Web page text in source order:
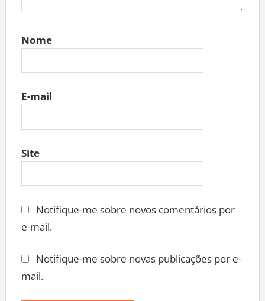
Nome
E-mail
Site
Notifique-me sobre novos comentários por
e-mail.
Notifique-me sobre novas publicações por e-
mail.